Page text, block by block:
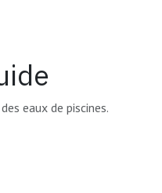
eaux de piscines.